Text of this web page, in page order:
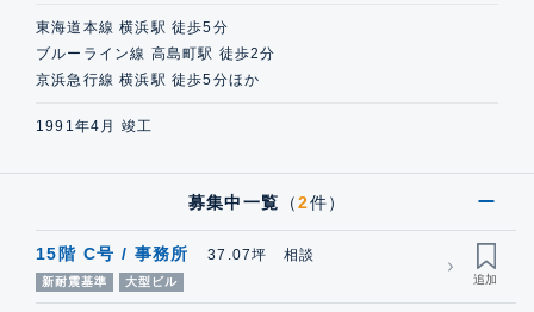
東海道本線 横浜駅 徒歩5分
ブルーライン線 高島町駅 徒歩2分
京浜急行線 横浜駅 徒歩5分ほか
1991年4月 竣工
募集中一覧 （2件）
15階 C号 / 事務所37.07坪 相談
新耐震基準 大型ビル